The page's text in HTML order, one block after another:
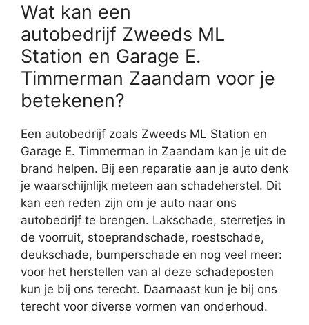
Wat kan een
autobedrijf Zweeds ML
Station en Garage E.
Timmerman Zaandam voor je
betekenen?
Een autobedrijf zoals Zweeds ML Station en
Garage E. Timmerman in Zaandam kan je uit de
brand helpen. Bij een reparatie aan je auto denk
je waarschijnlijk meteen aan schadeherstel. Dit
kan een reden zijn om je auto naar ons
autobedrijf te brengen. Lakschade, sterretjes in
de voorruit, stoeprandschade, roestschade,
deukschade, bumperschade en nog veel meer:
voor het herstellen van al deze schadeposten
kun je bij ons terecht. Daarnaast kun je bij ons
terecht voor diverse vormen van onderhoud.